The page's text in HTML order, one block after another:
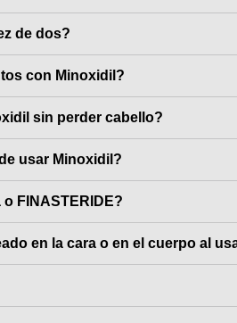
de dos?
con Minoxidil?
sin perder cabello?
usar Minoxidil?
FINASTERIDE?
en la cara o en el cuerpo al